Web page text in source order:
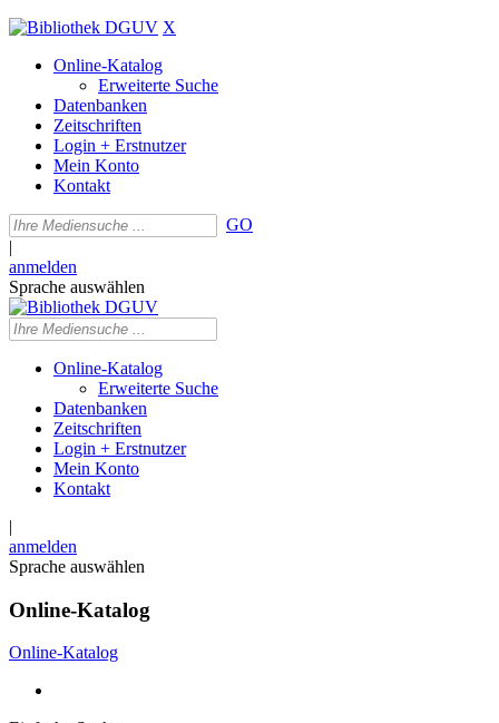
X
Online-Katalog
Erweiterte Suche
Datenbanken
Zeitschriften
Login + Erstnutzer
Mein Konto
Kontakt
GO
|
anmelden
Sprache auswählen
Online-Katalog
Erweiterte Suche
Datenbanken
Zeitschriften
Login + Erstnutzer
Mein Konto
Kontakt
|
anmelden
Sprache auswählen
Online-Katalog
Online-Katalog